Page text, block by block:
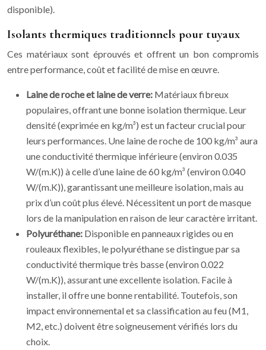
disponible).
Isolants thermiques traditionnels pour tuyaux
Ces matériaux sont éprouvés et offrent un bon compromis
entre performance, coût et facilité de mise en œuvre.
Laine de roche et laine de verre: Matériaux fibreux
populaires, offrant une bonne isolation thermique. Leur
densité (exprimée en kg/m³) est un facteur crucial pour
leurs performances. Une laine de roche de 100 kg/m³ aura
une conductivité thermique inférieure (environ 0.035
W/(m.K)) à celle d’une laine de 60 kg/m³ (environ 0.040
W/(m.K)), garantissant une meilleure isolation, mais au
prix d’un coût plus élevé. Nécessitent un port de masque
lors de la manipulation en raison de leur caractère irritant.
Polyuréthane: Disponible en panneaux rigides ou en
rouleaux flexibles, le polyuréthane se distingue par sa
conductivité thermique très basse (environ 0.022
W/(m.K)), assurant une excellente isolation. Facile à
installer, il offre une bonne rentabilité. Toutefois, son
impact environnemental et sa classification au feu (M1,
M2, etc.) doivent être soigneusement vérifiés lors du
choix.